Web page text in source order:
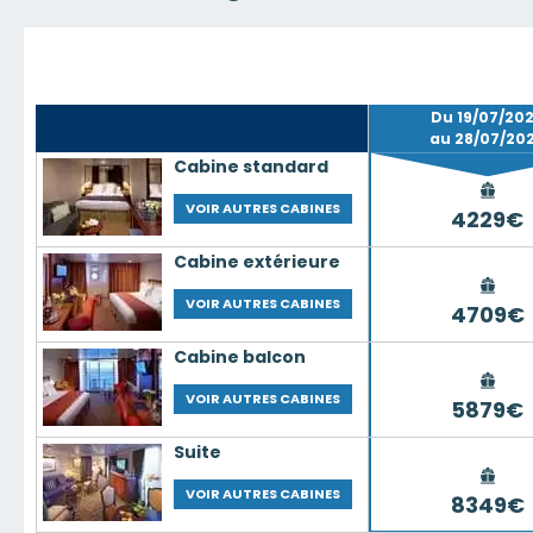
Cabine standard
VOIR AUTRES CABINES
Cabine extérieure
VOIR AUTRES CABINES
Cabine balcon
VOIR AUTRES CABINES
Suite
VOIR AUTRES CABINES
Du 19/07/
au 28/07/
4229€
4709€
5879€
8349€